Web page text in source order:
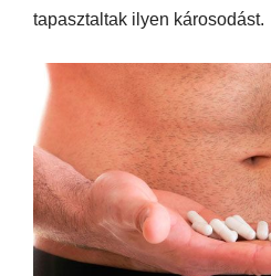
tapasztaltak ilyen károsodást.